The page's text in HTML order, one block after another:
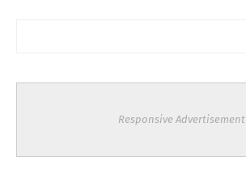
Responsive Advertisement